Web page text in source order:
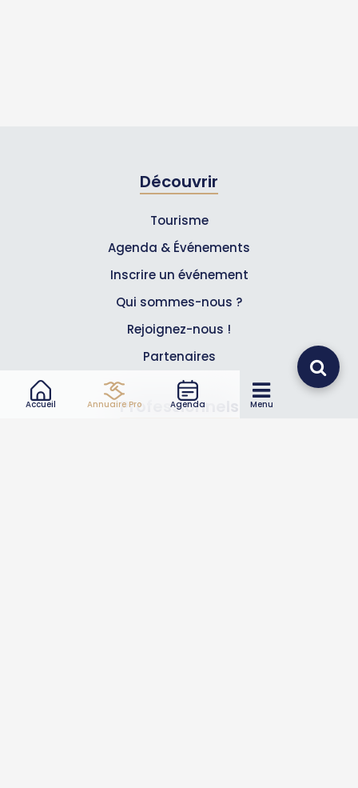
Accueil Annuaire Pro Agenda Menu
Découvrir
Tourisme
Agenda & Événements
Inscrire un événement
Qui sommes-nous ?
Rejoignez-nous !
Partenaires
Professionnels